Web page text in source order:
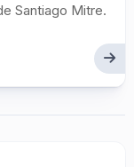
Santiago Mitre.